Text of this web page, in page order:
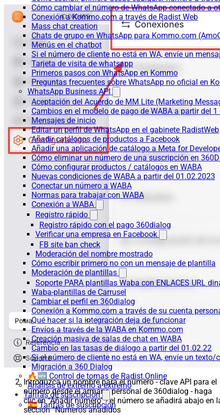
Cómo cambiar el número de WhatsApp conectado a
Conexión a Kommo.com a través de Radist Web
Mass chat creation
Chats de grupo en WhatsApp para Kommo.com
Menús en el chatbot
Si el número de cliente no está en WA, envíe un
Tarjeta de visita de whatsapp
Primeros pasos con WhatsApp en Kommo
Preguntas frecuentes sobre WhatsApp no oficial en
WhatsApp Business API
Aceptación del Acuerdo de MM Lite (Marketing
Cambios en el modelo de pago de WABA a partir del
Mensajes de inicio
Editar un perfil de WhatsApp en el gabinete RadistWeb
Añadir catálogos de productos a Facebook
Añadir una aplicación de catálogo a Meta for
Cómo eliminar un número de una suscripción en
Cómo configurar productos / catálogos en WABA
Nuevas condiciones de WABA a partir del 01.02.2023
Conectar un número a WABA
Normas para trabajar con WABA
Conexión a WABA
Registro rápido
Registro rápido con el pago 360dialog
Verificar una empresa en Facebook
FB site ban check
Moderación del nombre mostrado
Cómo escribir primero no con un mensaje de plantilla
Moderación de plantillas
Soporte PARA plantillas Waba con ENLACES URL
Waba-plantillas de Carrusel
Cambiar el perfil en 360dialog
Conexión a Kommo.com a través de su cuenta
Qué hacer si la integración deja de funcionar
Envíos a través de la WABA en Kommo.com
Creación masiva de salas de chat en WABA
Cambio en las tasas de diálogo a partir del 01.02.22
Si el número de cliente no está en WA, envíe un
Migración a 360 Dialog
🔥🆕 Control de tomas de Radist.Online
Análisis de extremo a extremo
Tarifas de suscripción
🇪🇸 Tarifas de suscripción
Introduzca un nombre para el número - clave API para el
número desde el armario personal de 360dialog - haga
clic en “Añadir número” - el número se añadirá abajo en
sección “Números añadidos